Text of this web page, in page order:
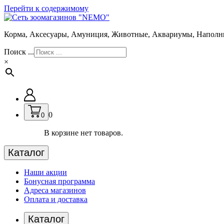
Перейти к содержимому
Корма, Аксесуары, Амуниция, Животные, Аквариумы,
Поиск ...
×
0 0
В корзине нет товаров.
Каталог
Наши акции
Бонусная программа
Адреса магазинов
Оплата и доставка
Каталог